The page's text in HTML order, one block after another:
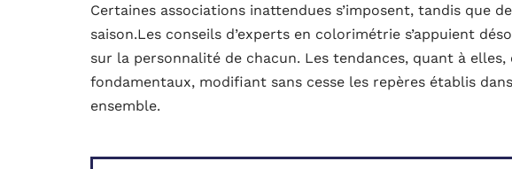
Certaines associations inattendues s’imposent, tandis que
saison.Les conseils d’experts en colorimétrie s’appuient
sur la personnalité de chacun. Les tendances, quant à
fondamentaux, modifiant sans cesse les repères établis
ensemble.